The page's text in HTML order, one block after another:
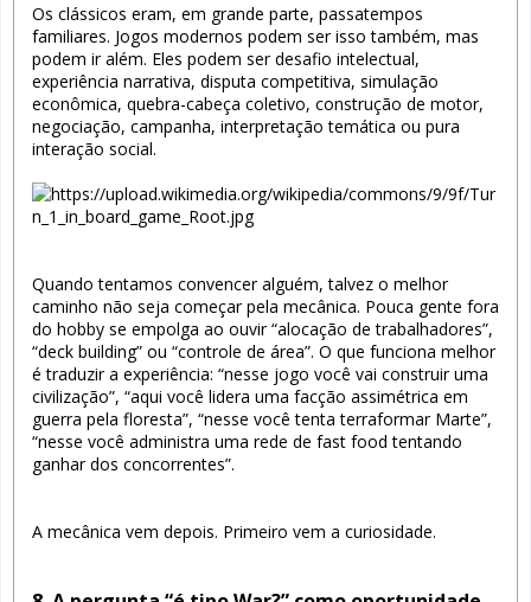
Os clássicos eram, em grande parte, passatempos
familiares. Jogos modernos podem ser isso também, mas
podem ir além. Eles podem ser desafio intelectual,
experiência narrativa, disputa competitiva, simulação
econômica, quebra-cabeça coletivo, construção de motor,
negociação, campanha, interpretação temática ou pura
interação social.
Quando tentamos convencer alguém, talvez o melhor
caminho não seja começar pela mecânica. Pouca gente fora
do hobby se empolga ao ouvir “alocação de trabalhadores”,
“deck building” ou “controle de área”. O que funciona melhor
é traduzir a experiência: “nesse jogo você vai construir uma
civilização”, “aqui você lidera uma facção assimétrica em
guerra pela floresta”, “nesse você tenta terraformar Marte”,
“nesse você administra uma rede de fast food tentando
ganhar dos concorrentes”.
A mecânica vem depois. Primeiro vem a curiosidade.